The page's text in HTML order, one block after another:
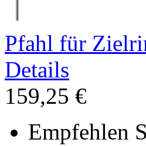
Pfahl für
Details
159,25 €
Empfehlen